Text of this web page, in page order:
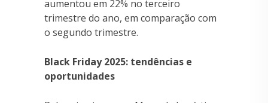
aumentou em 22% no terceiro
trimestre do ano, em comparação com
o segundo trimestre.
Black Friday 2025: tendências e
oportunidades